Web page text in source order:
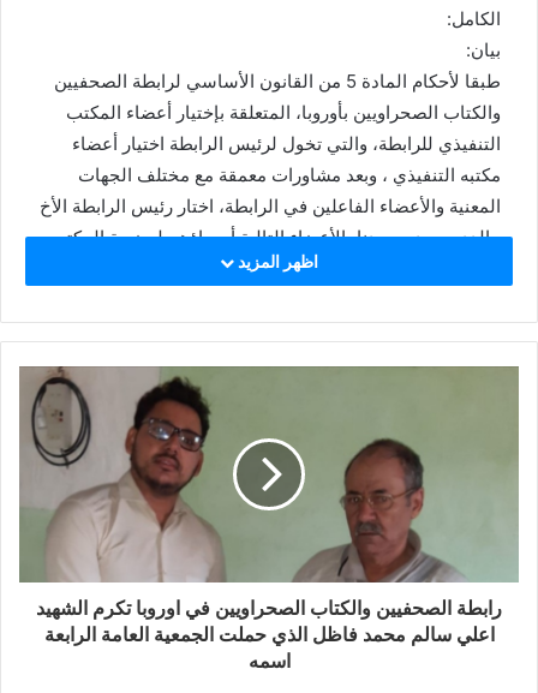
الكامل:
بيان:
طبقا لأحكام المادة 5 من القانون الأساسي لرابطة الصحفيين
والكتاب الصحراويين بأوروبا، المتعلقة بإختيار أعضاء المكتب
التنفيذي للرابطة، والتي تخول لرئيس الرابطة اختيار أعضاء
مكتبه التنفيذي ، وبعد مشاورات معمقة مع مختلف الجهات
المعنية والأعضاء الفاعلين في الرابطة، اختار رئيس الرابطة الأخ
، الدد محمد محمدنا، الأعضاء التالية أسماؤهم لعضوية المكتب
الناجم لحميد ، نائب الرئيس.
محمد لمين حمدي ، ممثل الرابطة بإسبانيا.
ميشان اعلاتي ميارة ، ممثل الرابطة بفرنسا.
اظهر المزيد
رابطة الصحفيين والكتاب الصحراويين في اوروبا تكرم الشهيد
اعلي سالم محمد فاظل الذي حملت الجمعية العامة الرابعة
اسمه